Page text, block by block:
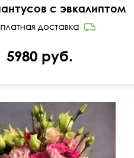
с эвкалиптом
5980 руб.